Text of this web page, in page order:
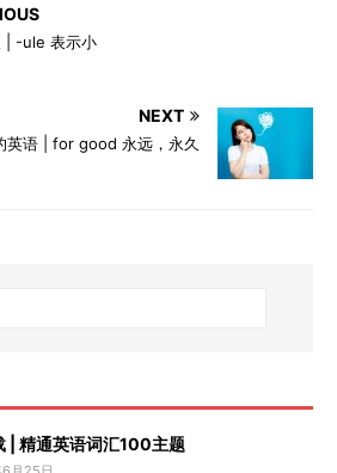
| -ule 表示小
NEXT
英语 | for good 永远，永久
| 精通英语词汇100主题